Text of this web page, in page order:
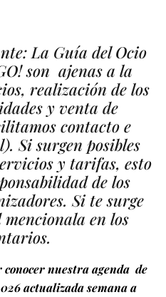
La Guía del Ocio
son ajenas a la
realización de los
y venta de
contacto e
Si surgen posibles
y tarifas, esto
de los
Si te surge
en los
nuestra agenda de
actualizada semana a